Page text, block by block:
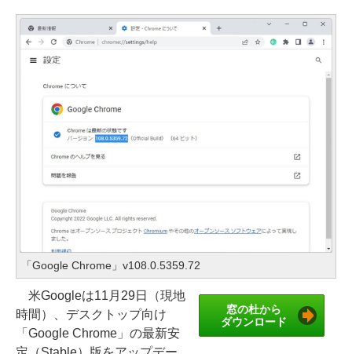
「Google Chrome」v108.0.5359.72
窓の杜から
ダウンロード
米Googleは11月29日（現地
時間）、デスクトップ向け
「Google Chrome」の最新安